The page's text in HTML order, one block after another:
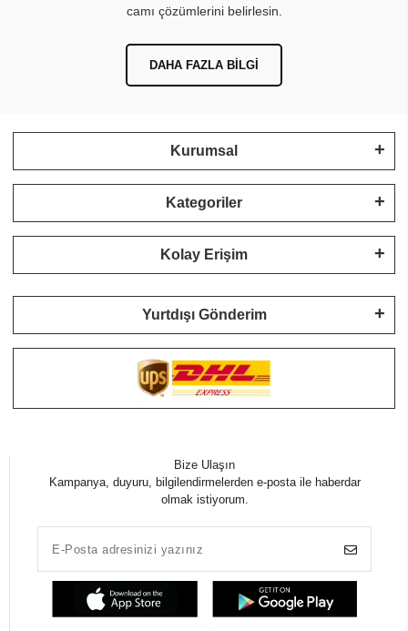
camı çözümlerini belirlesin.
DAHA FAZLA BILGI
Kurumsal
Kategoriler
Kolay Erişim
Yurtdışı Gönderim
Bize Ulaşın
Kampanya, duyuru, bilgilendirmelerden e-posta ile haberdar
olmak istiyorum.